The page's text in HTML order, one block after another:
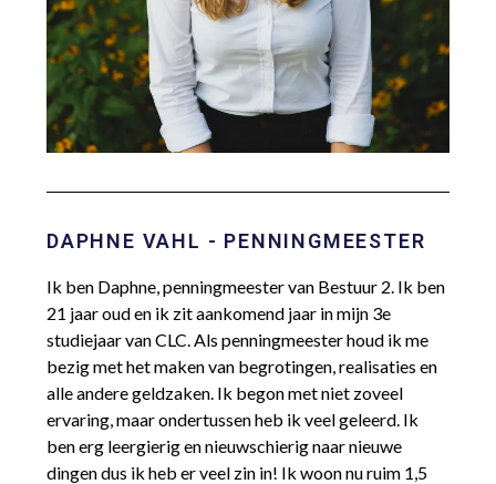
DAPHNE VAHL - PENNINGMEESTER
Ik ben Daphne, penningmeester van Bestuur 2. Ik ben
21 jaar oud en ik zit aankomend jaar in mijn 3e
studiejaar van CLC. Als penningmeester houd ik me
bezig met het maken van begrotingen, realisaties en
alle andere geldzaken. Ik begon met niet zoveel
ervaring, maar ondertussen heb ik veel geleerd. Ik
ben erg leergierig en nieuwschierig naar nieuwe
dingen dus ik heb er veel zin in! Ik woon nu ruim 1,5